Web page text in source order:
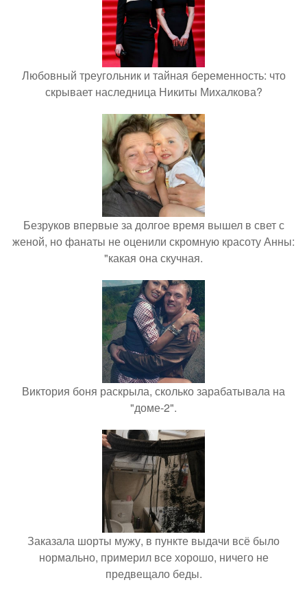
Любовный треугольник и тайная беременность: что
скрывает наследница Никиты Михалкова?
Безруков впервые за долгое время вышел в свет с
женой, но фанаты не оценили скромную красоту Анны:
"какая она скучная.
Виктория боня раскрыла, сколько зарабатывала на
"доме-2".
Заказала шорты мужу, в пункте выдачи всё было
нормально, примерил все хорошо, ничего не
предвещало беды.